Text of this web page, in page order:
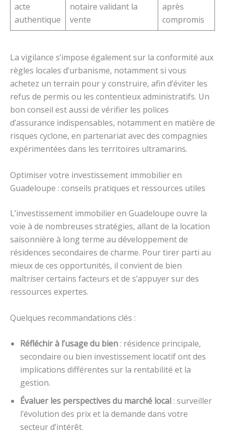
acte
authentique
notaire validant la
vente
après
compromis
La vigilance s’impose également sur la conformité aux
règles locales d’urbanisme, notamment si vous
achetez un terrain pour y construire, afin d’éviter les
refus de permis ou les contentieux administratifs. Un
bon conseil est aussi de vérifier les polices
d’assurance indispensables, notamment en matière de
risques cyclone, en partenariat avec des compagnies
expérimentées dans les territoires ultramarins.
Optimiser votre investissement immobilier en
Guadeloupe : conseils pratiques et ressources utiles
L’investissement immobilier en Guadeloupe ouvre la
voie à de nombreuses stratégies, allant de la location
saisonnière à long terme au développement de
résidences secondaires de charme. Pour tirer parti au
mieux de ces opportunités, il convient de bien
maîtriser certains facteurs et de s’appuyer sur des
ressources expertes.
Quelques recommandations clés :
Réfléchir à l’usage du bien : résidence principale,
secondaire ou bien investissement locatif ont des
implications différentes sur la rentabilité et la
gestion.
Évaluer les perspectives du marché local : surveiller
l’évolution des prix et la demande dans votre
secteur d’intérêt.